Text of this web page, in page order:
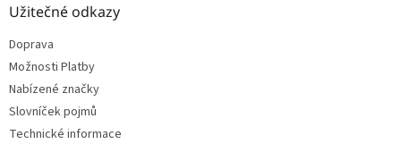
Užitečné odkazy
Doprava
Možnosti Platby
Nabízené značky
Slovníček pojmů
Technické informace